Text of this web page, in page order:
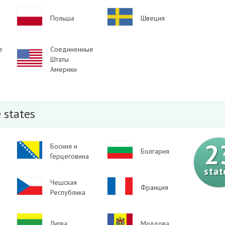
Польша
Image
Швеция
Image
Соединенные
Штаты
Америки
states
Image
Босния и
Герцеговина
Image
Болгария
Image
Чешская
Республика
Франция
Image Image